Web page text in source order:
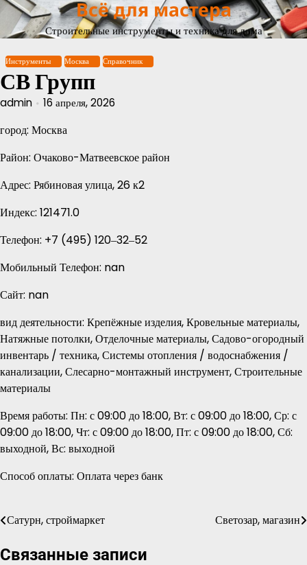
Перейти
содержимому
Всё для мастера
Строительные инструменты и техника для дома
Инструменты Москва Справочник
СВ Групп
admin 16 апреля, 2026
город: Москва
Район: Очаково-Матвеевское район
Адрес: Рябиновая улица, 26 к2
Индекс: 121471.0
Телефон: +7 (495) 120‒32‒52
Мобильный Телефон: nan
Сайт: nan
вид деятельности: Крепёжные изделия, Кровельные материалы,
Натяжные потолки, Отделочные материалы, Садово-огородный
инвентарь / техника, Системы отопления / водоснабжения /
канализации, Слесарно-монтажный инструмент, Строительные
материалы
Время работы: Пн: с 09:00 до 18:00, Вт: с 09:00 до 18:00, Ср: с
09:00 до 18:00, Чт: с 09:00 до 18:00, Пт: с 09:00 до 18:00, Сб:
выходной, Вс: выходной
Способ оплаты: Оплата через банк
Навигация
по
Сатурн, строймаркет Светозар, магазин
Связанные записи